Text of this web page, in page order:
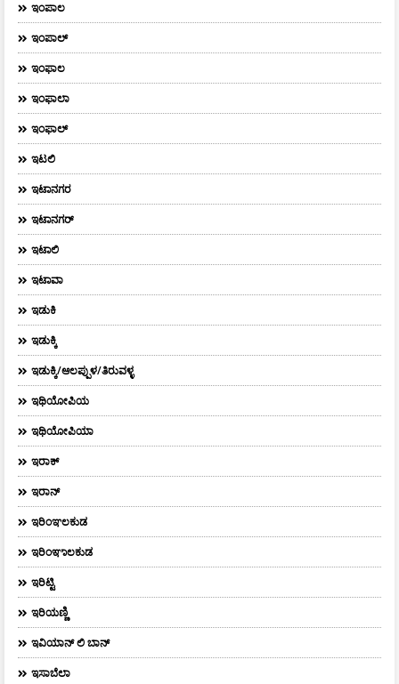
ಇಂಪಾಲ
ಇಂಪಾಲ್‌
ಇಂಫಾಲ
ಇಂಫಾಲಾ
ಇಂಫಾಲ್
ಇಟಲಿ
ಇಟಾನಗರ
ಇಟಾನಗರ್‌
ಇಟಾಲಿ
ಇಟಾವಾ
ಇಡುಕಿ
ಇಡುಕ್ಕಿ
ಇಡುಕ್ಕಿ/ಆಲಪ್ಪುಳ/ತಿರುವಳ್ಳ
ಇಥಿಯೋಪಿಯ
ಇಥಿಯೋಪಿಯಾ
ಇರಾಕ್‌
ಇರಾನ್
ಇರಿಂಞಲಕುಡ
ಇರಿಂಞಾಲಕುಡ
ಇರಿಟ್ಟಿ
ಇರಿಯಣ್ಣಿ
ಇವಿಯಾನ್‌ ಲಿ ಬಾನ್‌
ಇಸಾಬೆಲಾ